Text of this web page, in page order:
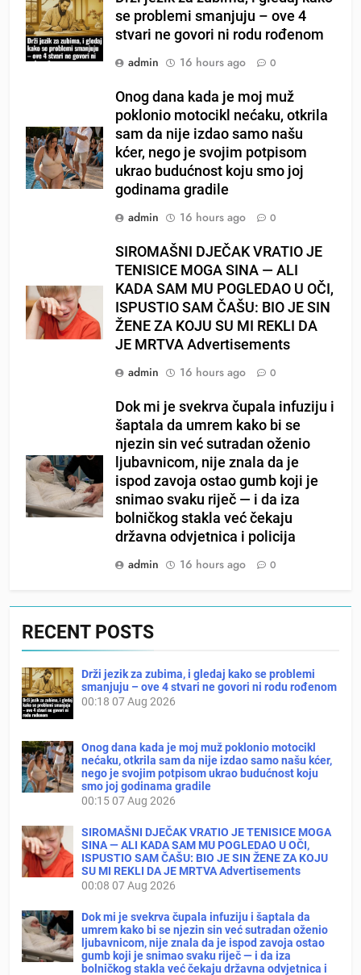
se problemi smanjuju – ove 4
stvari ne govori ni rodu rođenom
admin
16 hours ago 0
Onog dana kada je moj muž
poklonio motocikl nećaku, otkrila
sam da nije izdao samo našu
kćer, nego je svojim potpisom
ukrao budućnost koju smo joj
godinama gradile
admin
16 hours ago 0
SIROMAŠNI DJEČAK VRATIO JE
TENISICE MOGA SINA — ALI
KADA SAM MU POGLEDAO U OČI,
ISPUSTIO SAM ČAŠU: BIO JE SIN
ŽENE ZA KOJU SU MI REKLI DA
JE MRTVA Advertisements
admin
16 hours ago 0
Dok mi je svekrva čupala infuziju i
šaptala da umrem kako bi se
njezin sin već sutradan oženio
ljubavnicom, nije znala da je
ispod zavoja ostao gumb koji je
snimao svaku riječ — i da iza
bolničkog stakla već čekaju
državna odvjetnica i policija
admin
16 hours ago 0
RECENT POSTS
Drži jezik za zubima, i gledaj kako se problemi
smanjuju – ove 4 stvari ne govori ni rodu rođenom
00:18 07 Aug 2026
Onog dana kada je moj muž poklonio motocikl
nećaku, otkrila sam da nije izdao samo našu kćer,
nego je svojim potpisom ukrao budućnost koju
smo joj godinama gradile
00:1507 Aug 2026
SIROMAŠNI DJEČAK VRATIO JE TENISICE MOGA
SINA — ALI KADA SAM MU POGLEDAO U OČI,
ISPUSTIO SAM ČAŠU: BIO JE SIN ŽENE ZA KOJU
SU MI REKLI DA JE MRTVA Advertisements
00:08 07 Aug 2026
Dok mi je svekrva čupala infuziju i šaptala da
umrem kako bi se njezin sin već sutradan oženio
ljubavnicom, nije znala da je ispod zavoja ostao
gumb koji je snimao svaku riječ — i da iza
bolničkog stakla već čekaju državna odvjetnica i